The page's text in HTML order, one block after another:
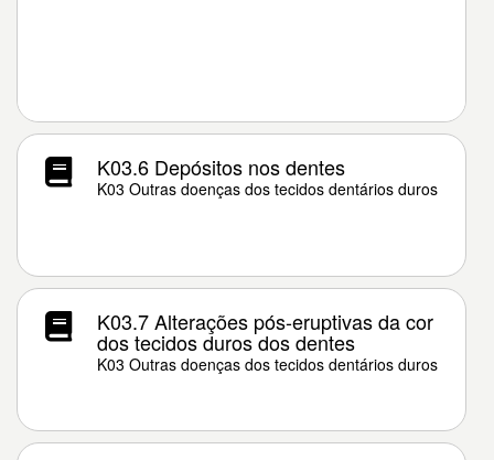
K03.6 Depósitos nos dentes
K03 Outras doenças dos tecidos dentários duros
K03.7 Alterações pós-eruptivas da cor
dos tecidos duros dos dentes
K03 Outras doenças dos tecidos dentários duros